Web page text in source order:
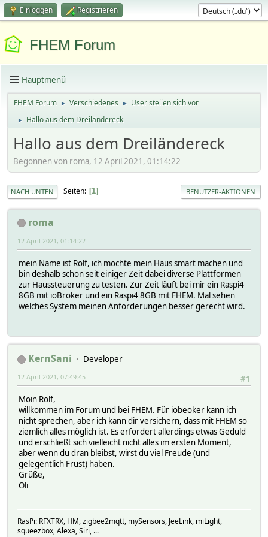
Einloggen Registrieren
FHEM Forum
Hauptmenü
FHEM Forum ► Verschiedenes ► User stellen sich vor
► Hallo aus dem Dreiländereck
Hallo aus dem Dreiländereck
Begonnen von roma, 12 April 2021, 01:14:22
NACH UNTEN Seiten 1 BENUTZER-AKTIONEN
roma
12 April 2021, 01:14:22
mein Name ist Rolf, ich möchte mein Haus smart machen und
bin deshalb schon seit einiger Zeit dabei diverse Plattformen
zur Haussteuerung zu testen. Zur Zeit läuft bei mir ein Raspi4
8GB mit ioBroker und ein Raspi4 8GB mit FHEM. Mal sehen
welches System meinen Anforderungen besser gerecht wird.
KernSani
Developer
#1
12 April 2021, 07:49:45
Moin Rolf,
willkommen im Forum und bei FHEM. Für iobeoker kann ich
nicht sprechen, aber ich kann dir versichern, dass mit FHEM so
ziemlich alles möglich ist. Es erfordert allerdings etwas Geduld
und erschließt sich vielleicht nicht alles im ersten Moment,
aber wenn du dran bleibst, wirst du viel Freude (und
gelegentlich Frust) haben.
Grüße,
Oli
RasPi: RFXTRX, HM, zigbee2mqtt, mySensors, JeeLink, miLight,
squeezbox, Alexa, Siri, ...